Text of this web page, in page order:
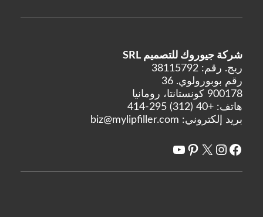
شركة جيوروك للتصميم SRL
ريج. رقم: 38115792
رقم بوبورولوي. 36
900178 كونستانتا، رومانيا
هاتف: +40 (312) 295-414
بريد إلكتروني: biz@mylipfiller.com
فيسبوك
انستغرام
X بينتريست
يوتيوب